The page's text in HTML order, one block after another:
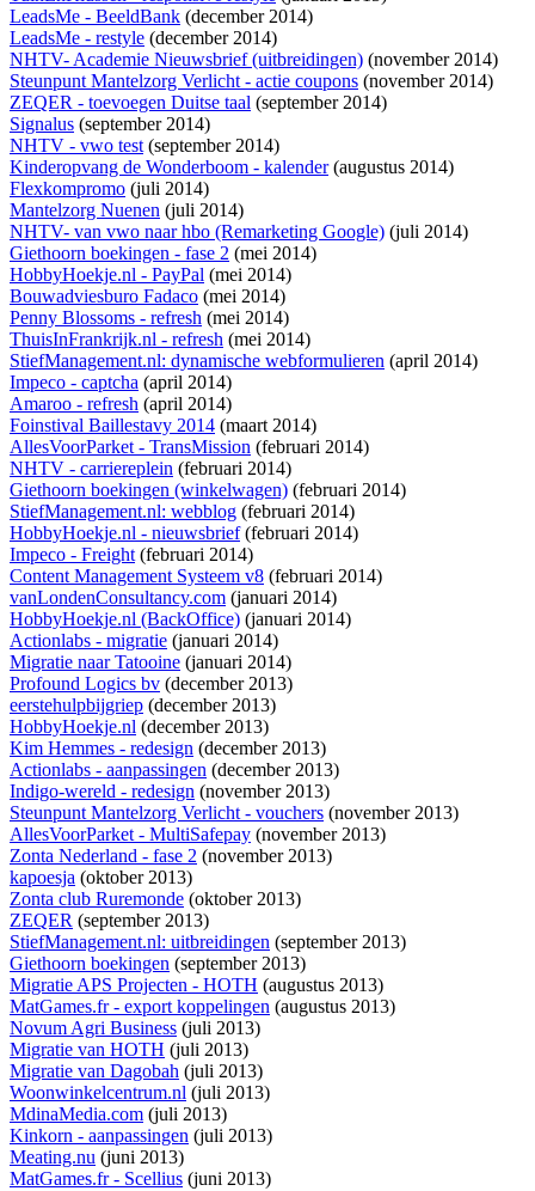
LeadsMe - BeeldBank (december 2014)
LeadsMe - restyle (december 2014)
NHTV- Academie Nieuwsbrief (uitbreidingen) (november 2014)
Steunpunt Mantelzorg Verlicht - actie coupons (november 2014)
ZEQER - toevoegen Duitse taal (september 2014)
Signalus (september 2014)
NHTV - vwo test(september 2014)
Kinderopvang de Wonderboom - kalender(augustus 2014)
Flexkompromo (juli 2014)
Mantelzorg Nuenen (juli 2014)
NHTV- van vwo naar hbo (Remarketing Google) (juli 2014)
Giethoorn boekingen - fase 2 (mei 2014)
HobbyHoekje.nl - PayPal (mei 2014)
Bouwadviesburo Fadaco (mei 2014)
Penny Blossoms - refresh (mei 2014)
ThuisInFrankrijk.nl - refresh (mei 2014)
StiefManagement.nl: dynamische webformulieren (april 2014)
Impeco - captcha (april 2014)
Amaroo - refresh (april 2014)
Foinstival Baillestavy 2014 (maart 2014)
AllesVoorParket - TransMission (februari 2014)
NHTV - carriereplein (februari 2014)
Giethoorn boekingen (winkelwagen) (februari 2014)
StiefManagement.nl: webblog (februari 2014)
HobbyHoekje.nl - nieuwsbrief(februari 2014)
Impeco - Freight(februari 2014)
Content Management Systeem v8 (februari 2014)
vanLondenConsultancy.com (januari 2014)
HobbyHoekje.nl (BackOffice) (januari 2014)
Actionlabs - migratie (januari 2014)
Migratie naar Tatooine (januari 2014)
Profound Logics bv (december 2013)
eerstehulpbijgriep (december 2013)
HobbyHoekje.nl (december 2013)
Kim Hemmes - redesign (december 2013)
Actionlabs - aanpassingen (december 2013)
Indigo-wereld - redesign (november 2013)
Steunpunt Mantelzorg Verlicht - vouchers (november 2013)
AllesVoorParket - MultiSafepay (november 2013)
Zonta Nederland - fase 2 (november 2013)
kapoesja (oktober 2013)
Zonta club Ruremonde (oktober 2013)
ZEQER (september 2013)
StiefManagement.nl: uitbreidingen (september 2013)
Giethoorn boekingen (september 2013)
Migratie APS Projecten - HOTH (augustus 2013)
MatGames.fr - export koppelingen (augustus 2013)
Novum Agri Business (juli 2013)
Migratie van HOTH (juli 2013)
Migratie van Dagobah (juli 2013)
Woonwinkelcentrum.nl (juli 2013)
MdinaMedia.com (juli 2013)
Kinkorn - aanpassingen (juli 2013)
Meating.nu (juni 2013)
MatGames.fr - Scellius (juni 2013)